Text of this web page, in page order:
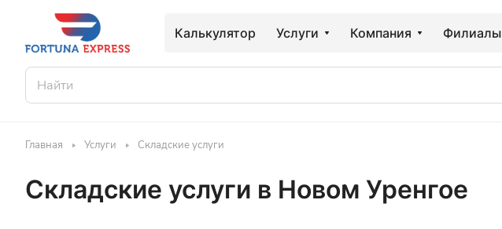
Калькулятор Услуги Компания Филиалы
Главная Услуги Складские услуги
Складские услуги в Новом Уренгое